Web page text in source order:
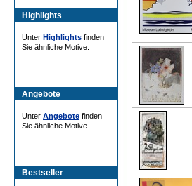
Highlights
Unter Highlights finden
Sie ähnliche Motive.
Angebote
Unter Angebote finden
Sie ähnliche Motive.
Bestseller